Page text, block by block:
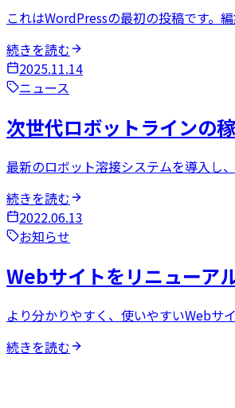
これはWordPressの最初の投稿です。
続きを読む
2025.11.14
ニュース
次世代ロボットラインの
最新のロボット溶接システムを導入し
続きを読む
2022.06.13
お知らせ
Webサイトをリニューア
より分かりやすく、使いやすいWebサ
続きを読む